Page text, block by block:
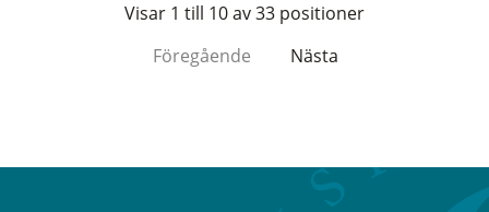
Visar 1 till 10 av 33 positioner
Föregående
Nästa